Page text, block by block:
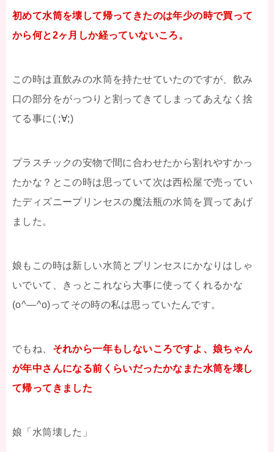
初めて水筒を壊して帰ってきたのは年少の時で買って
から何と2ヶ月しか経っていないころ。
この時は直飲みの水筒を持たせていたのですが、飲み
口の部分をがっつりと割ってきてしまってあえなく捨
てる事に( ;∀;)
プラスチックの安物で間に合わせたから割れやすかっ
たかな？とこの時は思っていて次は西松屋で売ってい
たディズニープリンセスの魔法瓶の水筒を買ってあげ
ました。
娘もこの時は新しい水筒とプリンセスにかなりはしゃ
いでいて、きっとこれなら大事に使ってくれるかな
(o^―^o)ってその時の私は思っていたんです。
でもね、 それから一年もしないころですよ、娘ちゃん
が年中さんになる前くらいだったかなまた水筒を壊し
て帰ってきました
娘「水筒壊した」